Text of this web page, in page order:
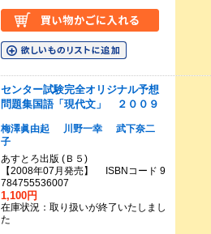
センター試験完全オリジナル予想
問題集国語「現代文」 ２００９
梅澤眞由起 川野一幸
武下奈二
子
あすとろ出版 (Ｂ５)
【2008年07月発売】 ISBNコード 9
784755536007
1,100円
在庫状況：取り扱いが終了いたしまし
た